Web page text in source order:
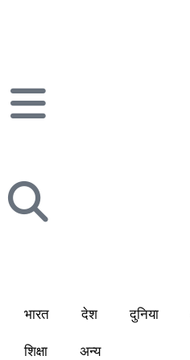
भारत देश दुनिया
शिक्षा अन्य